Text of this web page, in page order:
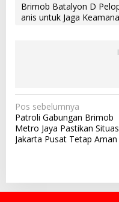
Brimob Batalyon D
anis untuk Jaga
N
a
v
a
Pos sebelumnya
Patroli Gabungan Brimob
Metro Jaya Pastikan
Jakarta Pusat Tetap Aman